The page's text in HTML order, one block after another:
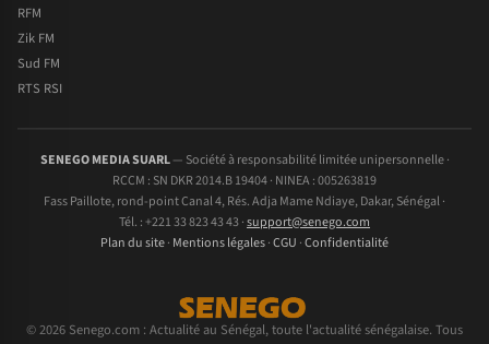
RFM
Zik FM
Sud FM
RTS RSI
SENEGO MEDIA SUARL— Société à responsabilité limitée unipersonnelle ·
RCCM : SN DKR 2014.B 19404 · NINEA : 005263819
Fass Paillote, rond-point Canal 4, Rés. Adja Mame Ndiaye, Dakar, Sénégal ·
Tél. : +221 33 823 43 43 ·support@senego.com
Plan du site· Mentions légales·CGU ·Confidentialité
© 2026 Senego.com : Actualité au Sénégal, toute l'actualité sénégalaise. Tous